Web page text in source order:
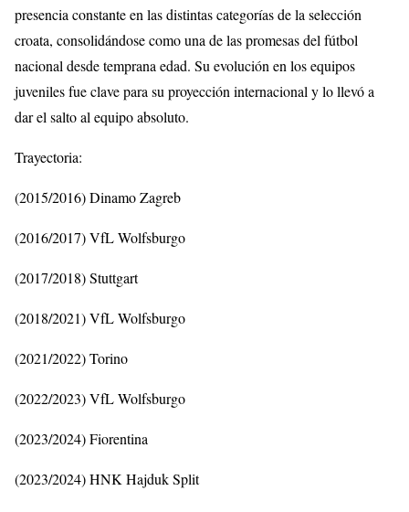
presencia constante en las distintas categorías de la selección
croata, consolidándose como una de las promesas del fútbol
nacional desde temprana edad. Su evolución en los equipos
juveniles fue clave para su proyección internacional y lo llevó a
dar el salto al equipo absoluto.
Trayectoria:
(2015/2016) Dinamo Zagreb
(2016/2017) VfL Wolfsburgo
(2017/2018) Stuttgart
(2018/2021) VfL Wolfsburgo
(2021/2022) Torino
(2022/2023) VfL Wolfsburgo
(2023/2024) Fiorentina
(2023/2024) HNK Hajduk Split